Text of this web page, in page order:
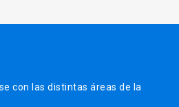
con las distintas áreas de la